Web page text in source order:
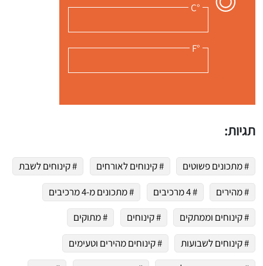
°C
°F
תגיות:
# מתכונים פשוטים # קינוחים לאורחים
# קינוחים לשבת
# מהירים
# 4 מרכיבים
# מתכונים מ-4 מרכיבים
# קינוחים וממתקים
# קינוחים
# מתוקים
# קינוחים לשבועות
# קינוחים מהירים וטעימים